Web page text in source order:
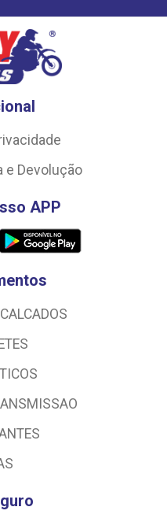
e Devolução
APP